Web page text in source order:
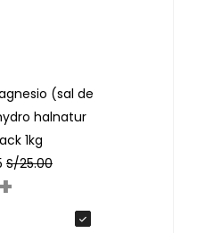
(sal de
halnatur
1kg
S/25.00
+